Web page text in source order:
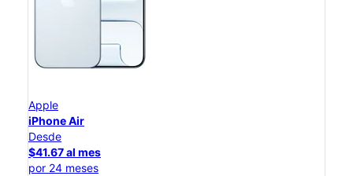
Apple
iPhone Air
Desde
$41.67 al mes
por 24 meses